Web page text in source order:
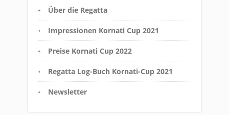
Über die Regatta
Impressionen Kornati Cup 2021
Preise Kornati Cup 2022
Regatta Log-Buch Kornati-Cup 2021
Newsletter